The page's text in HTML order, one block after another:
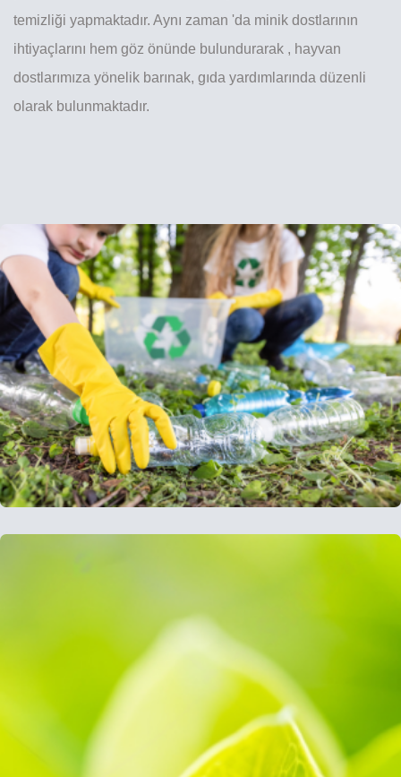
temizliği yapmaktadır. Aynı zaman 'da minik dostlarının
ihtiyaçlarını hem göz önünde bulundurarak , hayvan
dostlarımıza yönelik barınak, gıda yardımlarında düzenli
olarak bulunmaktadır.